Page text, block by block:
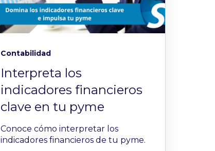
Contabilidad
Interpreta los
indicadores financieros
clave en tu pyme
Conoce cómo interpretar los
indicadores financieros de tu pyme.